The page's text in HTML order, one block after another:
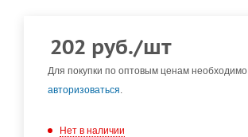
202 руб./шт
Для покупки по оптовым ценам необходимо
авторизоваться.
Нет в наличии